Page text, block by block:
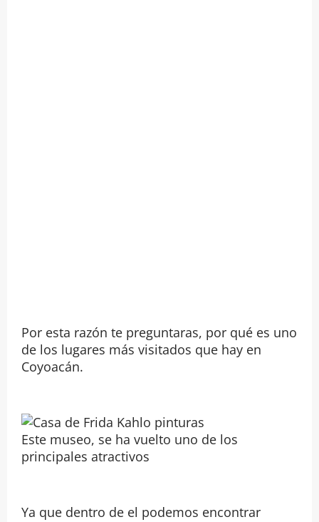
Por esta razón te preguntaras, por qué es uno
de los lugares más visitados que hay en
Coyoacán.
Este museo, se ha vuelto uno de los
principales atractivos
Ya que dentro de el podemos encontrar